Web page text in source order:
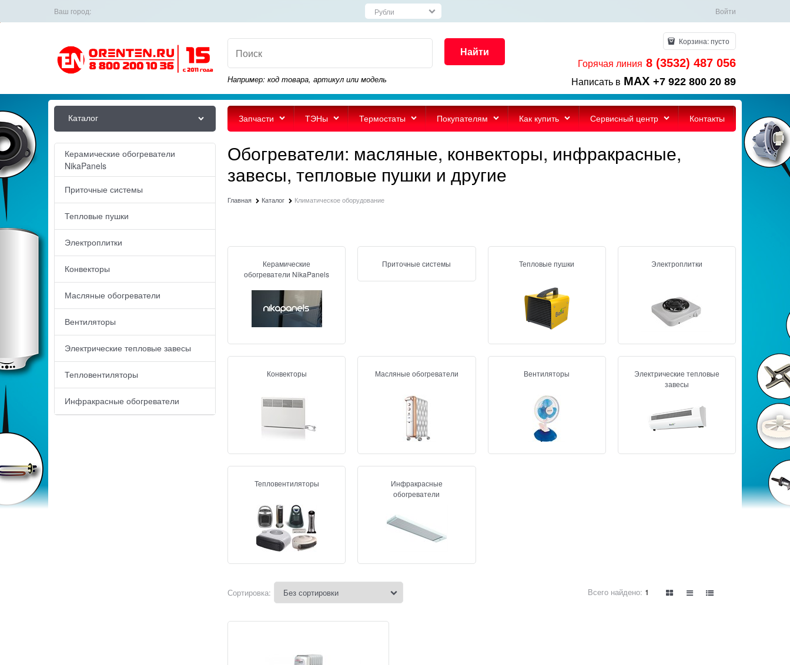
Ваш город: Войти
Найти
Например: код товара, артикул или модель
Корзина:пусто
Горячая линия 8 (3532) 487 056
Написать в MAX +7 922 800 20 89
Каталог Запчасти ТЭНы Термостаты Покупателям Как купить Сервисный центр Контакты
Керамические обогреватели
NikaPanels
Приточные системы
Тепловые пушки
Электроплитки
Конвекторы
Масляные обогреватели
Вентиляторы
Электрические тепловые завесы
Тепловентиляторы
Инфракрасные обогреватели
Обогреватели: масляные, конвекторы, инфракрасные,
завесы, тепловые пушки и другие
Главная Каталог Климатическое оборудование
Керамические
обогреватели NikaPanels
Приточные системы Тепловые пушки Электроплитки
Конвекторы Масляные обогреватели Вентиляторы
Электрические тепловые
завесы
Тепловентиляторы
Инфракрасные
обогреватели
Сортировка: Всего найдено: 1